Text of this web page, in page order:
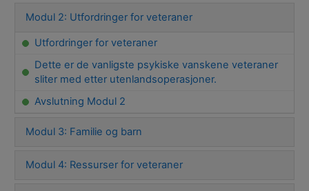
Modul 2: Utfordringer for veteraner
Utfordringer for veteraner
Dette er de vanligste psykiske vanskene veteraner
sliter med etter utenlandsoperasjoner.
Avslutning Modul 2
Modul 3: Familie og barn
Modul 4: Ressurser for veteraner